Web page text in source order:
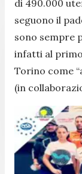
di 490.000
seguono il
sono sempre
infatti al
Torino come
(in